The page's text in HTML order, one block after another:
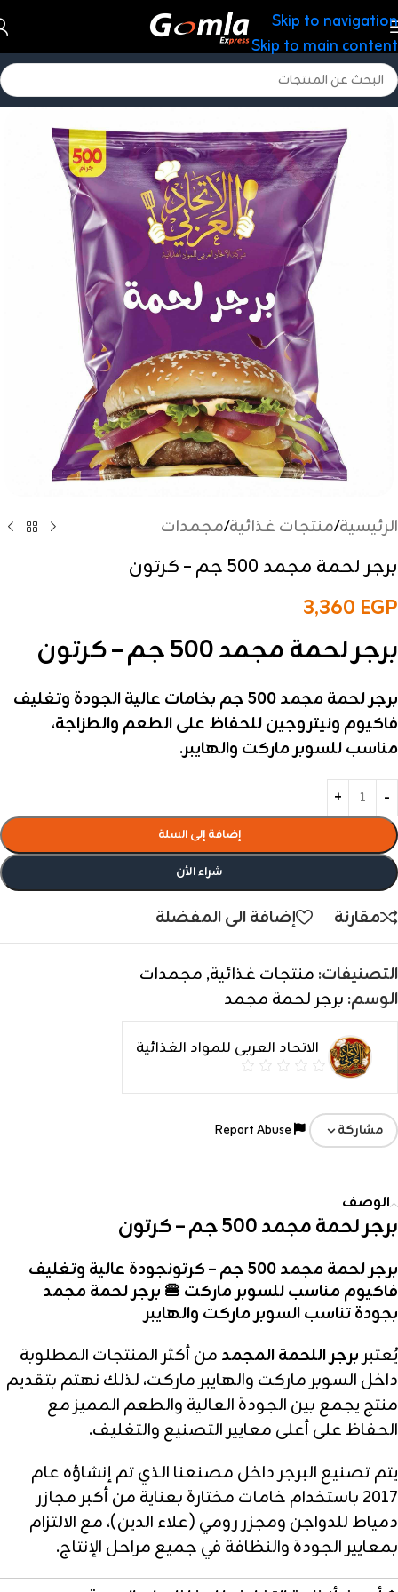
Skip to navigation
Skip to main content
الرئيسية/منتجات غذائية/مجمدات
برجر لحمة مجمد 500 جم – كرتون
3,360 EGP
برجر لحمة مجمد 500 جم – كرتون
برجر لحمة مجمد 500 جم بخامات عالية الجودة وتغليف
فاكيوم ونيتروجين للحفاظ على الطعم والطزاجة،
مناسب للسوبر ماركت والهايبر.
إضافة إلى السلة
شراء الأن
مقارنة إضافة الى المفضلة
التصنيفات: منتجات غذائية, مجمدات
الوسم: برجر لحمة مجمد
الاتحاد العربى للمواد الغذائية
مشاركة
الوصف
برجر لحمة مجمد 500 جم – كرتون
برجر لحمة مجمد 500 جم – كرتونجودة عالية وتغليف
فاكيوم مناسب للسوبر ماركت 🍔 برجر لحمة مجمد
بجودة تناسب السوبر ماركت والهايبر
يُعتبربرجر اللحمة المجمد من أكثر المنتجات المطلوبة
داخل السوبر ماركت والهايبر ماركت، لذلك نهتم بتقديم
منتج يجمع بين الجودة العالية والطعم المميز مع
الحفاظ على أعلى معايير التصنيع والتغليف.
يتم تصنيع البرجر داخل مصنعنا الذي تم إنشاؤه عام
2017 باستخدام خامات مختارة بعناية من أكبر مجازر
دمياط للدواجن ومجزر رومي (علاء الدين)، مع الالتزام
بمعايير الجودة والنظافة في جميع مراحل الإنتاج.